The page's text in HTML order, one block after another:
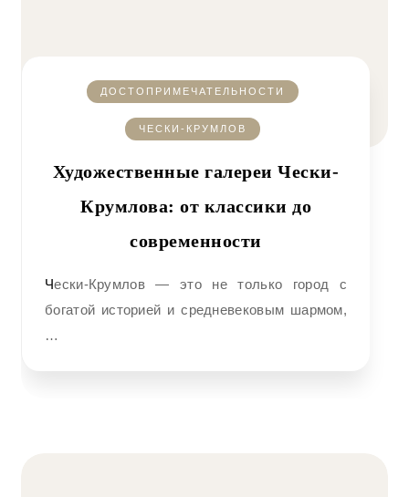
ДОСТОПРИМЕЧАТЕЛЬНОСТИ
ЧЕСКИ-КРУМЛОВ
Художественные галереи Чески-
Крумлова: от классики до
современности
Чески-Крумлов — это не только город с
богатой историей и средневековым шармом,
…